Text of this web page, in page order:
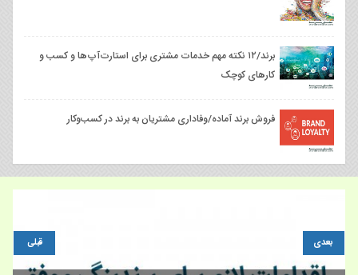
برند/۱۲ نکته مهم خدمات مشتری برای استارت‌آپ‌ها و کسب و
کارهای کوچک
فروش برند آماده/وفاداری مشتریان به برند در کسب‌وکار
قبلی بعدی